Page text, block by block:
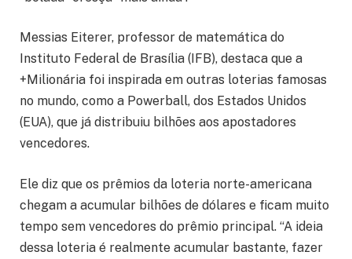
Messias Eiterer, professor de matemática do
Instituto Federal de Brasília (IFB), destaca que a
+Milionária foi inspirada em outras loterias famosas
no mundo, como a Powerball, dos Estados Unidos
(EUA), que já distribuiu bilhões aos apostadores
vencedores.
Ele diz que os prêmios da loteria norte-americana
chegam a acumular bilhões de dólares e ficam muito
tempo sem vencedores do prêmio principal. “A ideia
dessa loteria é realmente acumular bastante, fazer